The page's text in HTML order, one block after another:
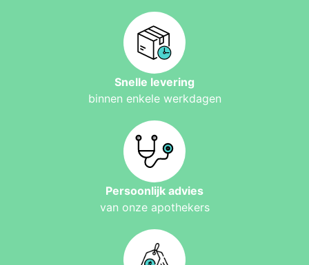
Snelle levering
binnen enkele werkdagen
Persoonlijk advies
van onze apothekers